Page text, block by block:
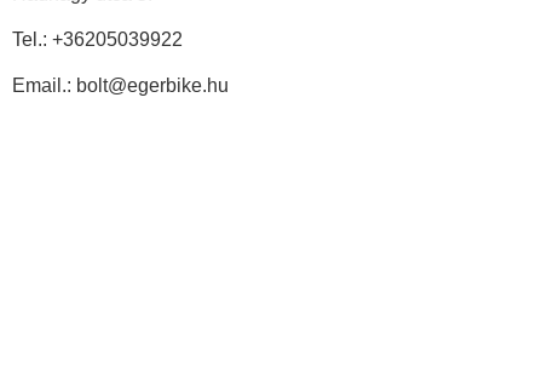
Tel.: +36205039922
Email.: bolt@egerbike.hu